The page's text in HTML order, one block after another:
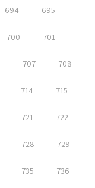
694 695
700 701
707 708
714 715
721 722
728 729
735 736